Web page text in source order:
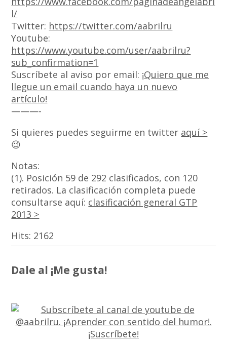
l/
Twitter: https://twitter.com/aabrilru
Youtube:
https://www.youtube.com/user/aabrilru?
sub_confirmation=1
Suscríbete al aviso por email: ¡Quiero que me
llegue un email cuando haya un nuevo
artículo!
———-
Si quieres puedes seguirme en twitter aquí >
😉
Notas:
(1). Posición 59 de 292 clasificados, con 120
retirados. La clasificación completa puede
consultarse aquí: clasificación general GTP
2013 >
Hits: 2162
Dale al ¡Me gusta!